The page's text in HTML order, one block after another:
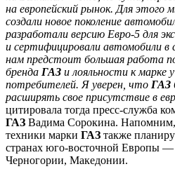
на европейский рынок. Для этого
создали новое поколение
разработали версию Евро-5 для
и сертифицировали автомобили в
нам предстоит большая работа
бренда ГАЗ и лояльности к марке
потребителей. Я уверен, что ГАЗ
расширять свое присутствие в
цитировала тогда пресс-служба
ГАЗ Вадима Сорокина. Напомним,
техники марки ГАЗ также
странах юго-восточной Европы —
Черногории, Македонии.